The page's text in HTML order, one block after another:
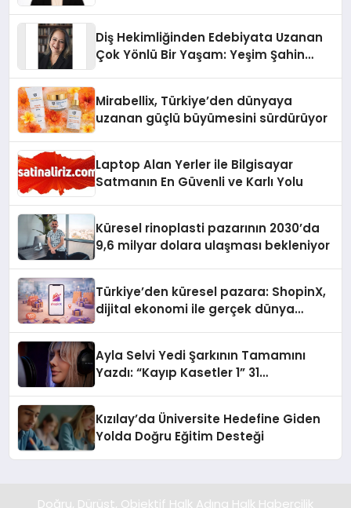
Diş Hekimliğinden Edebiyata Uzanan
Çok Yönlü Bir Yaşam: Yeşim Şahin
Mirabellix, Türkiye’den dünyaya
uzanan güçlü büyümesini sürdürüyor
Laptop Alan Yerler ile Bilgisayar
Satmanın En Güvenli ve Karlı Yolu
Küresel rinoplasti pazarının 2030’da
9,6 milyar dolara ulaşması bekleniyor
Türkiye’den küresel pazara: ShopinX,
dijital ekonomi ile gerçek dünya
Ayla Selvi Yedi Şarkının Tamamını
Yazdı: “Kayıp Kasetler 1” 31
Kızılay’da Üniversite Hedefine Giden
Yolda Doğru Eğitim Desteği
Doğru, Dürüst, Objektif Halk Adına Halk Habercilik